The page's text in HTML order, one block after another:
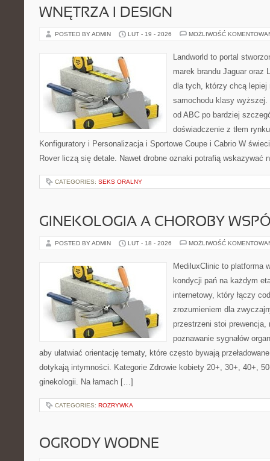
WNĘTRZA I DESIGN
POSTED BY ADMIN LUT - 19 - 2026 MOŻLIWOŚĆ
Landworld to portal
marek brandu Jaguar oraz
dla tych, którzy chcą lepiej
samochodu klasy
od ABC po bardziej
doświadczenie z tłem
Konfiguratory i Personalizacja i Sportowe Coupe i Cabrio W
Rover liczą się detale. Nawet drobne oznaki potrafią wskazywać
CATEGORIES: SEKS ORALNY
GINEKOLOGIA A CHOROBY
POSTED BY ADMIN LUT - 18 - 2026 MOŻLIWOŚĆ
MediluxClinic to platforma
kondycji pań na każdym
internetowy, który łączy
zrozumieniem dla
przestrzeni stoi prewencja,
poznawanie sygnałów
aby ułatwiać orientację tematy, które często bywają
dotykają intymności. Kategorie Zdrowie kobiety 20+, 30+, 40+,
ginekologii. Na łamach […]
CATEGORIES: ROZRYWKA
OGRODY WODNE